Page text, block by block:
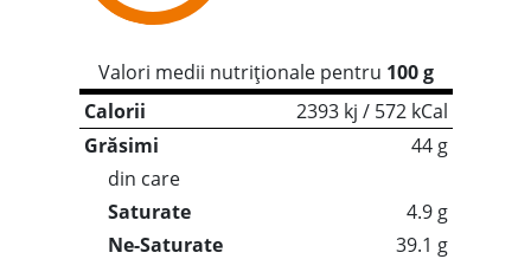
Valori medii nutriționale pentru 100 g
Calorii
2393 kj / 572 kCal
Grăsimi
44 g
din care
Saturate
4.9 g
Ne-Saturate
39.1 g